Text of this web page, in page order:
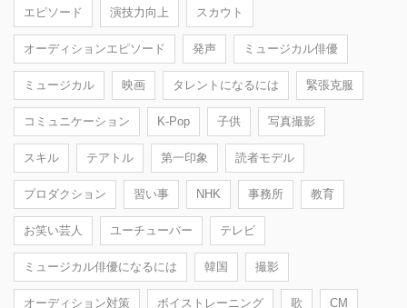
エピソード 演技力向上 スカウト
オーディションエピソード 発声 ミュージカル俳優
ミュージカル 映画 タレントになるには 緊張克服
コミュニケーション K-Pop 子供 写真撮影
スキル テアトル 第一印象 読者モデル
プロダクション 習い事 NHK 事務所 教育
お笑い芸人 ユーチューバー テレビ
ミュージカル俳優になるには 韓国 撮影
オーディション対策 ボイストレーニング 歌 CM